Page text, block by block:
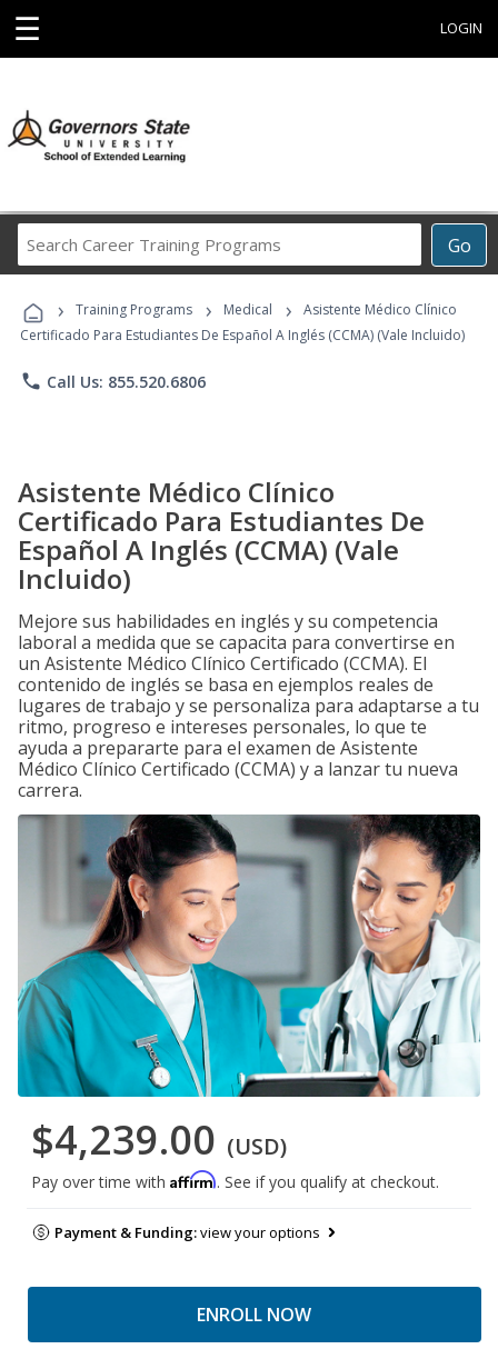
☰ LOGIN
Go
Career
Programs
› Training Programs › Medical ›
Asistente Médico Clínico
Certificado Para Estudiantes De Español A Inglés (CCMA) (Vale Incluido)
phone Call Us: 855.520.6806
Asistente Médico Clínico
Certificado Para Estudiantes De
Español A Inglés (CCMA) (Vale
Incluido)
Mejore sus habilidades en inglés y su competencia
laboral a medida que se capacita para convertirse en
un Asistente Médico Clínico Certificado (CCMA). El
contenido de inglés se basa en ejemplos reales de
lugares de trabajo y se personaliza para adaptarse a tu
ritmo, progreso e intereses personales, lo que te
ayuda a prepararte para el examen de Asistente
Médico Clínico Certificado (CCMA) y a lanzar tu nueva
carrera.
$4,239.00 (USD)
Pay over time with Affirm. See if you qualify at checkout.
Payment & Funding:view your options
ENROLL NOW